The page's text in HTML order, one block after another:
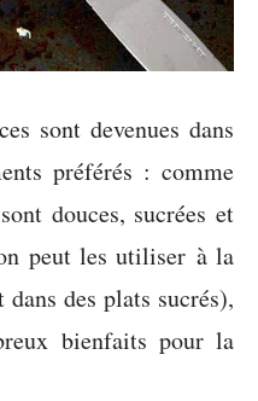
sont devenues dans
préférés : comme
douces, sucrées et
peut les utiliser à la
des plats sucrés),
bienfaits pour la